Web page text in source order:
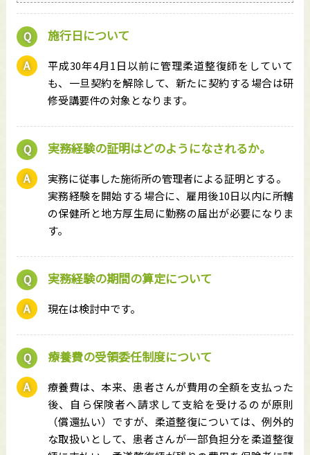
施行日について
平成30年4月1日以前に管理柔道整復師をしていて
も、一旦契約を解除して、新たに契約する場合は研
修受講要件の対象となります。
実務経験の証明はどのようになされるか。
実務に従事した施術所の管理者による証明とする。
実務経験を開始する場合に、雇用後10日以内に所轄
の保健所と地方厚生局に勤務の届出が必要になりま
す。
実務経験の期間の算定について
現在は検討中です。
療養費の受領委任制度について
療養費は、本来、患者さんが費用の全額を支払った
後、自ら保険者へ請求して支給を受けるのが原則
（償還払い）ですが、柔道整復については、例外的
な取扱いとして、患者さんが一部負担分を柔道整復